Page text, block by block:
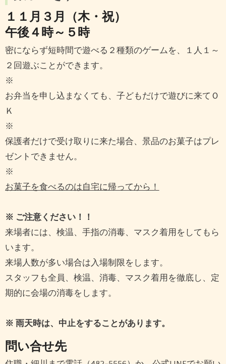
１１月３月（木・祝）
午後４時～５時
密にならず短時間で遊べる２種類のゲームを、１人１～
２回遊ぶことができます。
※
お弁当を申し込まなくても、子どもだけで遊びに来てＯ
Ｋ
※
保護者だけで受け取りに来た場合、景品のお菓子はプレ
ゼントできません。
※
お菓子を食べるのは自宅に帰ってから！
※ ご注意ください！！
来場者には、検温、手指の消毒、マスク着用をしてもら
います。
来場人数が多い場合は入場制限をします。
スタッフも全員、検温、消毒、マスク着用を徹底し、定
期的に会場の消毒をします。
※ 雨天時は、中止をすることがあります。
問い合せ先